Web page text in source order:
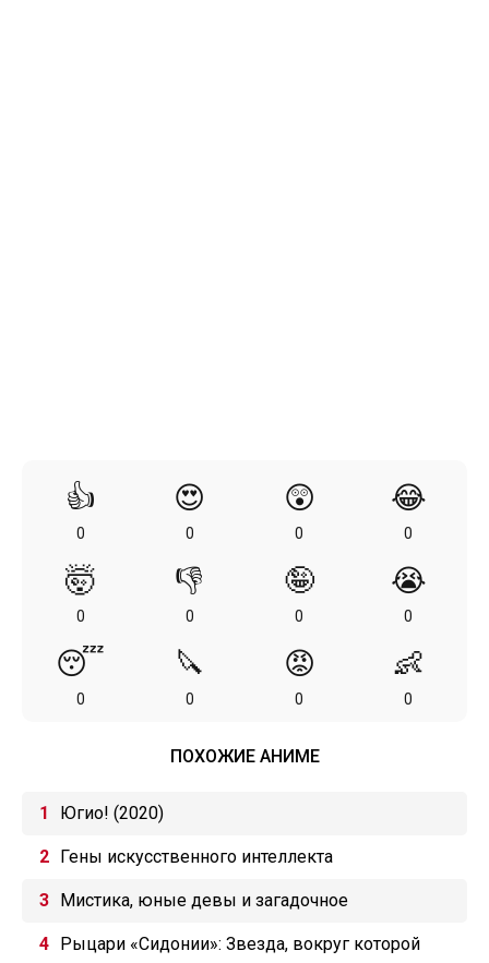
👍
0
😍
0
😲
0
😂
0
🤯
0
👎
0
🤪
0
😭
0
😴
0
🔪
0
😡
0
👶
0
ПОХОЖИЕ АНИМЕ
Югио! (2020)
Гены искусственного интеллекта
Мистика, юные девы и загадочное
исчезновение
Рыцари «Сидонии»: Звезда, вокруг которой